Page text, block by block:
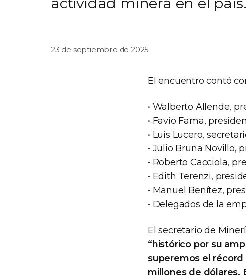
23 de septiembre de 2025
El encuentro contó
• Walberto Allende,
• Favio Fama,
• Luis Lucero,
• Julio Bruna Novillo,
• Roberto Cacciola,
• Edith Terenzi,
• Manuel Benítez,
• Delegados de la
El secretario de
“histórico por su
superemos el récord
millones de dólares.